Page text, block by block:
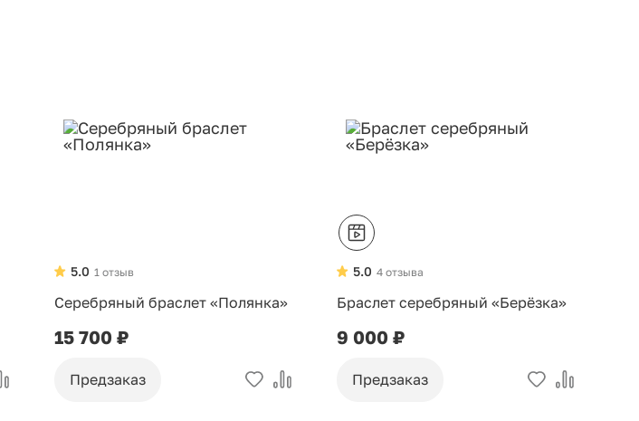
1 отзыв
5.0
Серебряный браслет «Полянка»
15 700 ₽
Предзаказ
4 отзыва
5.0
Браслет серебряный «Берёзка»
9 000 ₽
Предзаказ